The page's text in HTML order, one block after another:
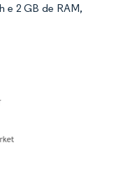
e 2 GB de RAM,